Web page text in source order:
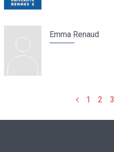
Emma Renaud
Précédent
1 2 3